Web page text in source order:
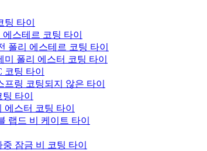
타이
스테르 코팅 타이
폴리 에스테르 코팅 타이
폴리 에스터 코팅 타이
팅 타이
링 코팅되지 않은 타이
타이
스터 코팅 타이
랩드 비 케이트 타이
잠금 비 코팅 타이